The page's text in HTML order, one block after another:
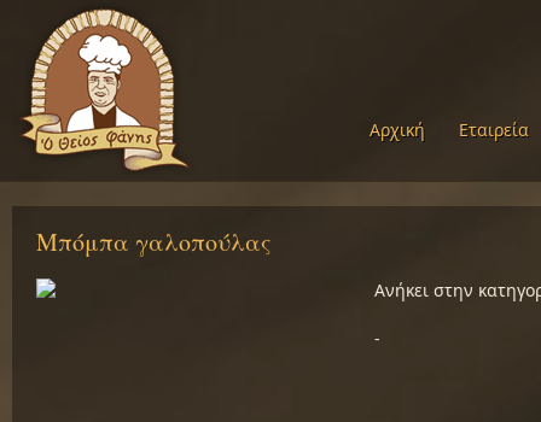
Αρχική Εταιρεία
Μπόμπα γαλοπούλας
Ανήκει στην
-